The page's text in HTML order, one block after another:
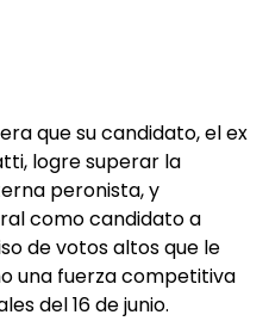
que su candidato, el ex
logre superar la
peronista, y
como candidato a
de votos altos que le
una fuerza competitiva
del 16 de junio.